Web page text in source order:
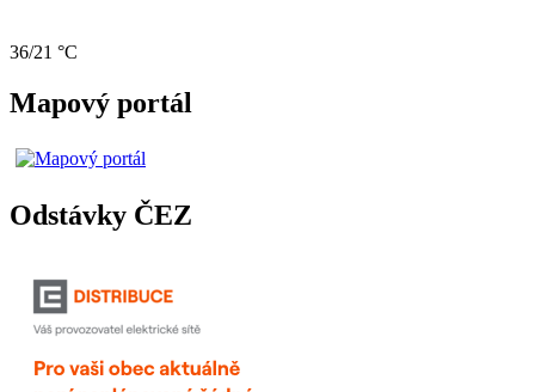
36/21 °C
Mapový portál
Odstávky ČEZ